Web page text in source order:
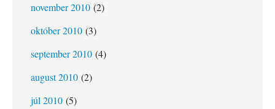
november 2010 (2)
október 2010 (3)
september 2010 (4)
august 2010 (2)
júl 2010 (5)